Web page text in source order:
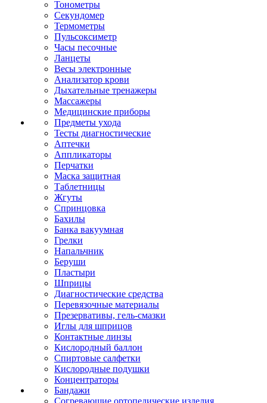
Тонометры
Секундомер
Термометры
Пульсоксиметр
Часы песочные
Ланцеты
Весы электронные
Анализатор крови
Дыхательные тренажеры
Массажеры
Медицинские приборы
Предметы ухода
Тесты диагностические
Аптечки
Аппликаторы
Перчатки
Маска защитная
Таблетницы
Жгуты
Спринцовка
Бахилы
Банка вакуумная
Грелки
Напальчник
Беруши
Пластыри
Шприцы
Диагностические средства
Перевязочные материалы
Презервативы, гель-смазки
Иглы для шприцов
Контактные линзы
Кислородный баллон
Спиртовые салфетки
Кислородные подушки
Концентраторы
Бандажи
Согревающие ортопедические изделия